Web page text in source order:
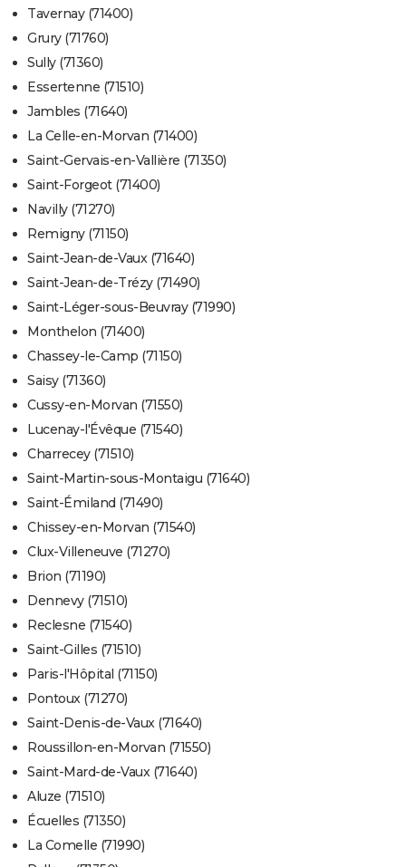
Tavernay (71400)
Grury (71760)
Sully (71360)
Essertenne (71510)
Jambles (71640)
La Celle-en-Morvan (71400)
Saint-Gervais-en-Vallière (71350)
Saint-Forgeot (71400)
Navilly (71270)
Remigny (71150)
Saint-Jean-de-Vaux (71640)
Saint-Jean-de-Trézy (71490)
Saint-Léger-sous-Beuvray (71990)
Monthelon (71400)
Chassey-le-Camp (71150)
Saisy (71360)
Cussy-en-Morvan (71550)
Lucenay-l'Évêque (71540)
Charrecey (71510)
Saint-Martin-sous-Montaigu (71640)
Saint-Émiland (71490)
Chissey-en-Morvan (71540)
Clux-Villeneuve (71270)
Brion (71190)
Dennevy (71510)
Reclesne (71540)
Saint-Gilles (71510)
Paris-l'Hôpital (71150)
Pontoux (71270)
Saint-Denis-de-Vaux (71640)
Roussillon-en-Morvan (71550)
Saint-Mard-de-Vaux (71640)
Aluze (71510)
Écuelles (71350)
La Comelle (71990)